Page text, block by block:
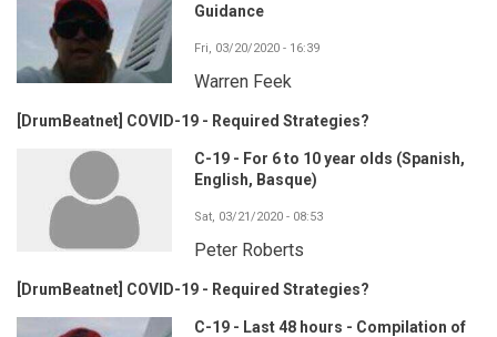
Guidance
Fri, 03/20/2020 - 16:39
Warren Feek
[DrumBeatnet] COVID-19 - Required Strategies?
C-19 - For 6 to 10 year olds (Spanish,
English, Basque)
Sat, 03/21/2020 - 08:53
Peter Roberts
[DrumBeatnet] COVID-19 - Required Strategies?
C-19 - Last 48 hours - Compilation of